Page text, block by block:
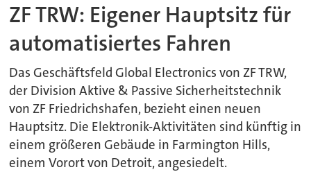
ZF TRW: Eigener Hauptsitz für
automatisiertes Fahren
Das Geschäftsfeld Global Electronics von ZF TRW,
der Division Aktive & Passive Sicherheitstechnik
von ZF Friedrichshafen, bezieht einen neuen
Hauptsitz. Die Elektronik-Aktivitäten sind künftig in
einem größeren Gebäude in Farmington Hills,
einem Vorort von Detroit, angesiedelt.